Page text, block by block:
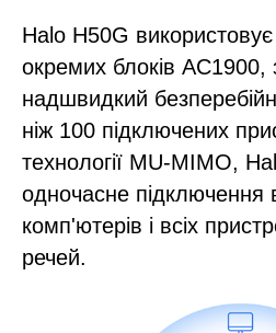
Halo H50G використовує
окремих блоків AC1900,
надшвидкий
ніж 100 підключених
технології MU-MIMO,
одночасне підключення
комп'ютерів і всіх
речей.